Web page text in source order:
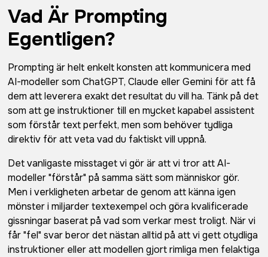
Vad Är Prompting
Egentligen?
Prompting är helt enkelt konsten att kommunicera med
AI-modeller som ChatGPT, Claude eller Gemini för att få
dem att leverera exakt det resultat du vill ha. Tänk på det
som att ge instruktioner till en mycket kapabel assistent
som förstår text perfekt, men som behöver tydliga
direktiv för att veta vad du faktiskt vill uppnå.
Det vanligaste misstaget vi gör är att vi tror att AI-
modeller "förstår" på samma sätt som människor gör.
Men i verkligheten arbetar de genom att känna igen
mönster i miljarder textexempel och göra kvalificerade
gissningar baserat på vad som verkar mest troligt. När vi
får "fel" svar beror det nästan alltid på att vi gett otydliga
instruktioner eller att modellen gjort rimliga men felaktiga